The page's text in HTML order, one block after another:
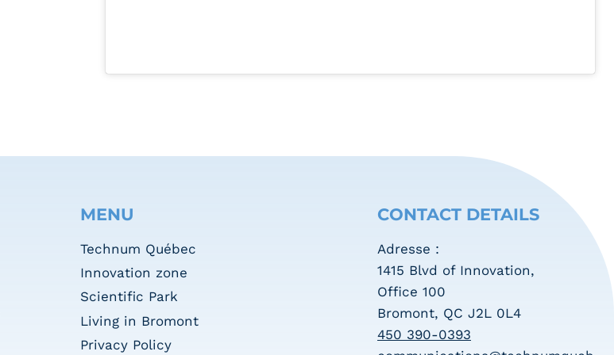
MENU
Technum Québec
Innovation zone
Scientific Park
Living in Bromont
Privacy Policy
CONTACT DETAILS
Adresse :
1415 Blvd of Innovation,
Office 100
Bromont, QC J2L 0L4
450 390-0393